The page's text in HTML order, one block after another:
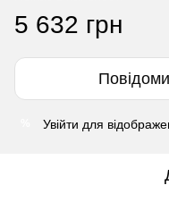
5 632 грн
Увійти для